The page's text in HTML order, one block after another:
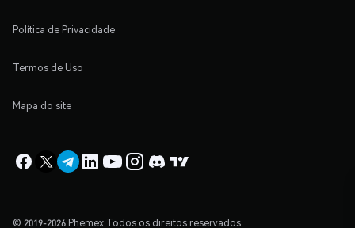
Política de Privacidade
Termos de Uso
Mapa do site
© 2019-2026 Phemex Todos os direitos reservados